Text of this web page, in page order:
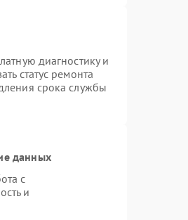
диагностику и
статус ремонта
срока службы
данных
с
и